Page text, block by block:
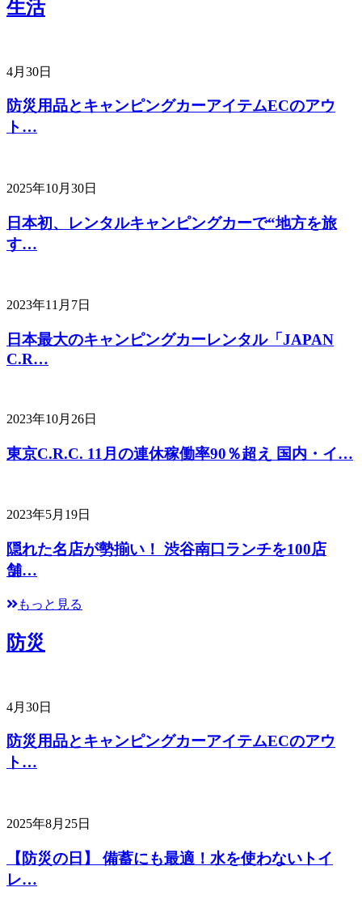
生活
4月30日
防災用品とキャンピングカーアイテムECのアウ
ト…
2025年10月30日
日本初、レンタルキャンピングカーで“地方を旅
す…
2023年11月7日
日本最大のキャンピングカーレンタル「JAPAN
C.R…
2023年10月26日
東京C.R.C. 11月の連休稼働率90％超え 国内・イ…
2023年5月19日
隠れた名店が勢揃い！ 渋谷南口ランチを100店
舗…
もっと見る
防災
4月30日
防災用品とキャンピングカーアイテムECのアウ
ト…
2025年8月25日
【防災の日】 備蓄にも最適！水を使わないトイ
レ…